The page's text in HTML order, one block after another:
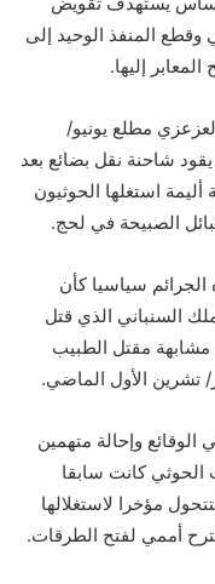
وقطع المنفذ الوحيد إلى
إليها.
مطلع يونيو/
شاحنة نقل بضائع بعد
استغلها الحوثيون
الصبيحة في لحج.
سياسيا كأن
السنباني الذي قتل
مقتل الطبيب
تشرين الأول الماضي.
وإحالة متهمين
الحوثي كانت سابقا
مؤخرا لاستغلالها
أممي لفتح الطرقات.